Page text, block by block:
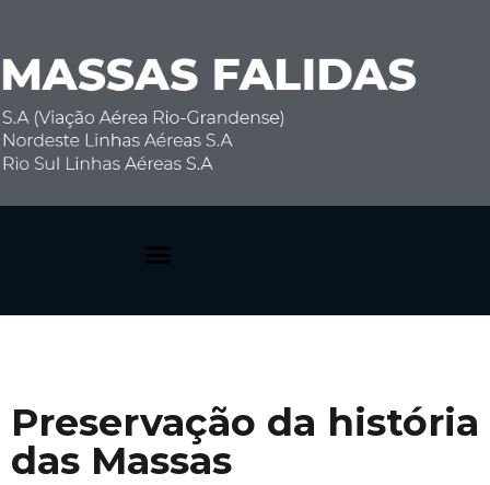
Preservação da história
das Massas